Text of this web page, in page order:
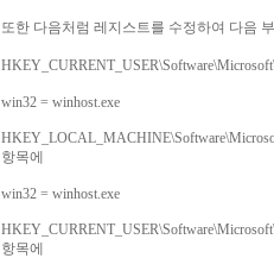
또한 다음처럼 레지스트를 수정하여 다음
win32 = winhost.exe
항목에
win32 = winhost.exe
항목에